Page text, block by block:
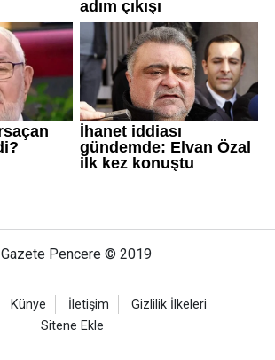
Gazete Pencere © 2019
Künye İletişim
Gizlilik İlkeleri
Sitene Ekle